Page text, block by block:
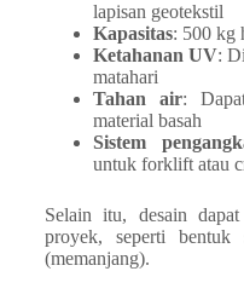
lapisan geotekstil
Kapasitas: 500 kg
Ketahanan UV:
matahari
Tahan air:
material basah
Sistem
untuk forklift atau
Selain itu, desain
proyek, seperti
(memanjang).